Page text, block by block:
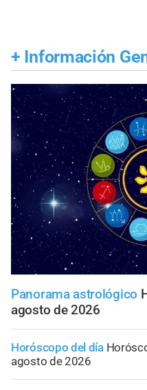
+ Información
Panorama astrológico
agosto de 2026
Horóscopo del día
agosto de 2026